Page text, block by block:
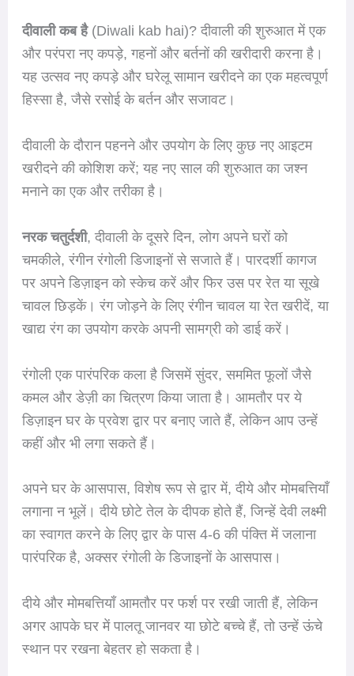
दीवाली कब है(Diwali kab hai)? दीवाली की शुरुआत में एक
और परंपरा नए कपड़े, गहनों और बर्तनों की खरीदारी करना है।
यह उत्सव नए कपड़े और घरेलू सामान खरीदने का एक महत्वपूर्ण
हिस्सा है, जैसे रसोई के बर्तन और सजावट।
दीवाली के दौरान पहनने और उपयोग के लिए कुछ नए आइटम
खरीदने की कोशिश करें; यह नए साल की शुरुआत का जश्न
मनाने का एक और तरीका है।
नरक चतुर्दशी, दीवाली के दूसरे दिन, लोग अपने घरों को
चमकीले, रंगीन रंगोली डिजाइनों से सजाते हैं। पारदर्शी कागज
पर अपने डिज़ाइन को स्केच करें और फिर उस पर रेत या सूखे
चावल छिड़कें। रंग जोड़ने के लिए रंगीन चावल या रेत खरीदें, या
खाद्य रंग का उपयोग करके अपनी सामग्री को डाई करें।
रंगोली एक पारंपरिक कला है जिसमें सुंदर, सममित फूलों जैसे
कमल और डेज़ी का चित्रण किया जाता है। आमतौर पर ये
डिज़ाइन घर के प्रवेश द्वार पर बनाए जाते हैं, लेकिन आप उन्हें
कहीं और भी लगा सकते हैं।
अपने घर के आसपास, विशेष रूप से द्वार में, दीये और मोमबत्तियाँ
लगाना न भूलें। दीये छोटे तेल के दीपक होते हैं, जिन्हें देवी लक्ष्मी
का स्वागत करने के लिए द्वार के पास 4-6 की पंक्ति में जलाना
पारंपरिक है, अक्सर रंगोली के डिजाइनों के आसपास।
दीये और मोमबत्तियाँ आमतौर पर फर्श पर रखी जाती हैं, लेकिन
अगर आपके घर में पालतू जानवर या छोटे बच्चे हैं, तो उन्हें ऊंचे
स्थान पर रखना बेहतर हो सकता है।